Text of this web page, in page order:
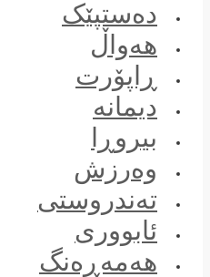
دەستپێک
هەواڵ
ڕاپۆرت
دیمانە
بیروڕا
وەرزش
تەندروستی
ئابووری
هەمەڕەنگ